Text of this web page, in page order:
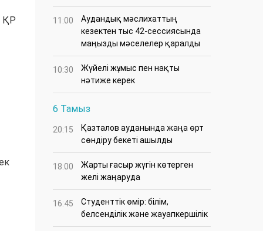
ҚР
11:00
Аудандық мәслихаттың
кезектен тыс 42-сессиясында
маңызды мәселелер қаралды
10:30
Жүйелі жұмыс пен нақты
нәтиже керек
6 Тамыз
20:15
Қазталов ауданында жаңа өрт
сөндіру бекеті ашылды
18:00
Жарты ғасыр жүгін көтерген
желі жаңаруда
16:45
Студенттік өмір: білім,
белсенділік және жауапкершілік